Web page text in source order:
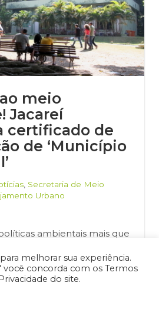
meio
Jacareí
certificado de
de ‘Município
Secretaria de Meio
Urbano
ambientais mais que
públicas realizadas em
da Secretaria de Meio
Urbana, estão
e reconhecimento diversos.
a cidade recebeu o
melhorar sua experiência.
você concorda com os Termos
do site.